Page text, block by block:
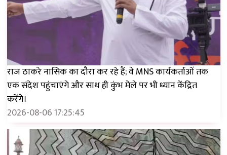
राज ठाकरे नासिक का दौरा कर रहे हैं; वे MNS कार्यकर्ताओं तक
एक संदेश पहुंचाएंगे और साथ ही कुंभ मेले पर भी ध्यान केंद्रित
करेंगे।
2026-08-06 17:25:45